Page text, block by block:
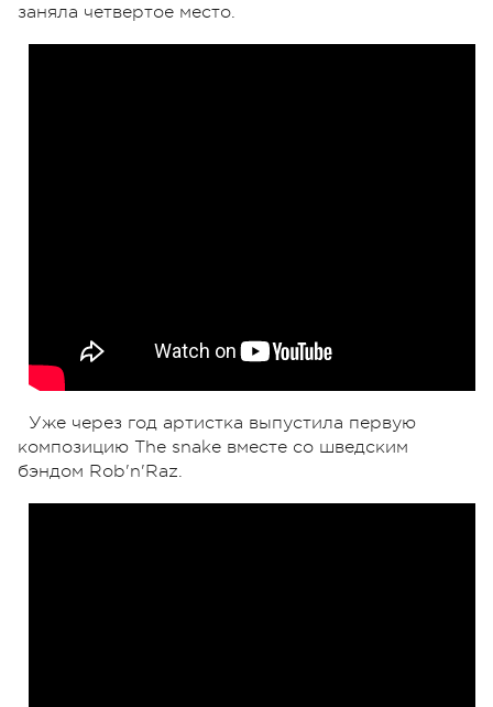
заняла четвертое место.
Уже через год артистка выпустила первую
композицию The snake вместе со шведским
бэндом Rob'n'Raz.